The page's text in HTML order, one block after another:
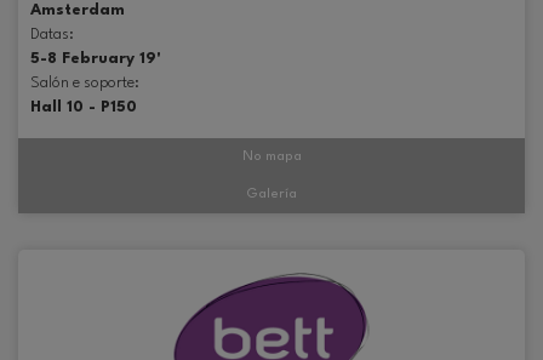
Amsterdam
Datas:
5-8 February 19'
Salón e soporte:
Hall 10 - P150
No mapa
Galería